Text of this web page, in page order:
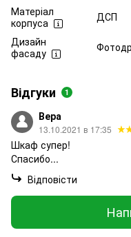
Матеріал
корпуса
ДСП
Дизайн
фасаду
Відгуки 1
Вера
13.10.2021 в 17:35
Шкаф супер!
Спасибо...
Відповісти